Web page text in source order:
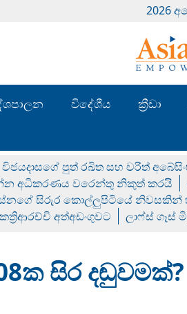
2026
විදේශීය ක්‍රීඩා
විජයදාසගේ පුත් රඛිත සහ චරිත්
අධිකරණය වරෙන්තු නිකුත් කරයි
සිරුර කොල්ලුපිටියේ
අත්අඩංගුවට
ලාෆ්ස් ගෑස්
සිර දඬුවමක්?